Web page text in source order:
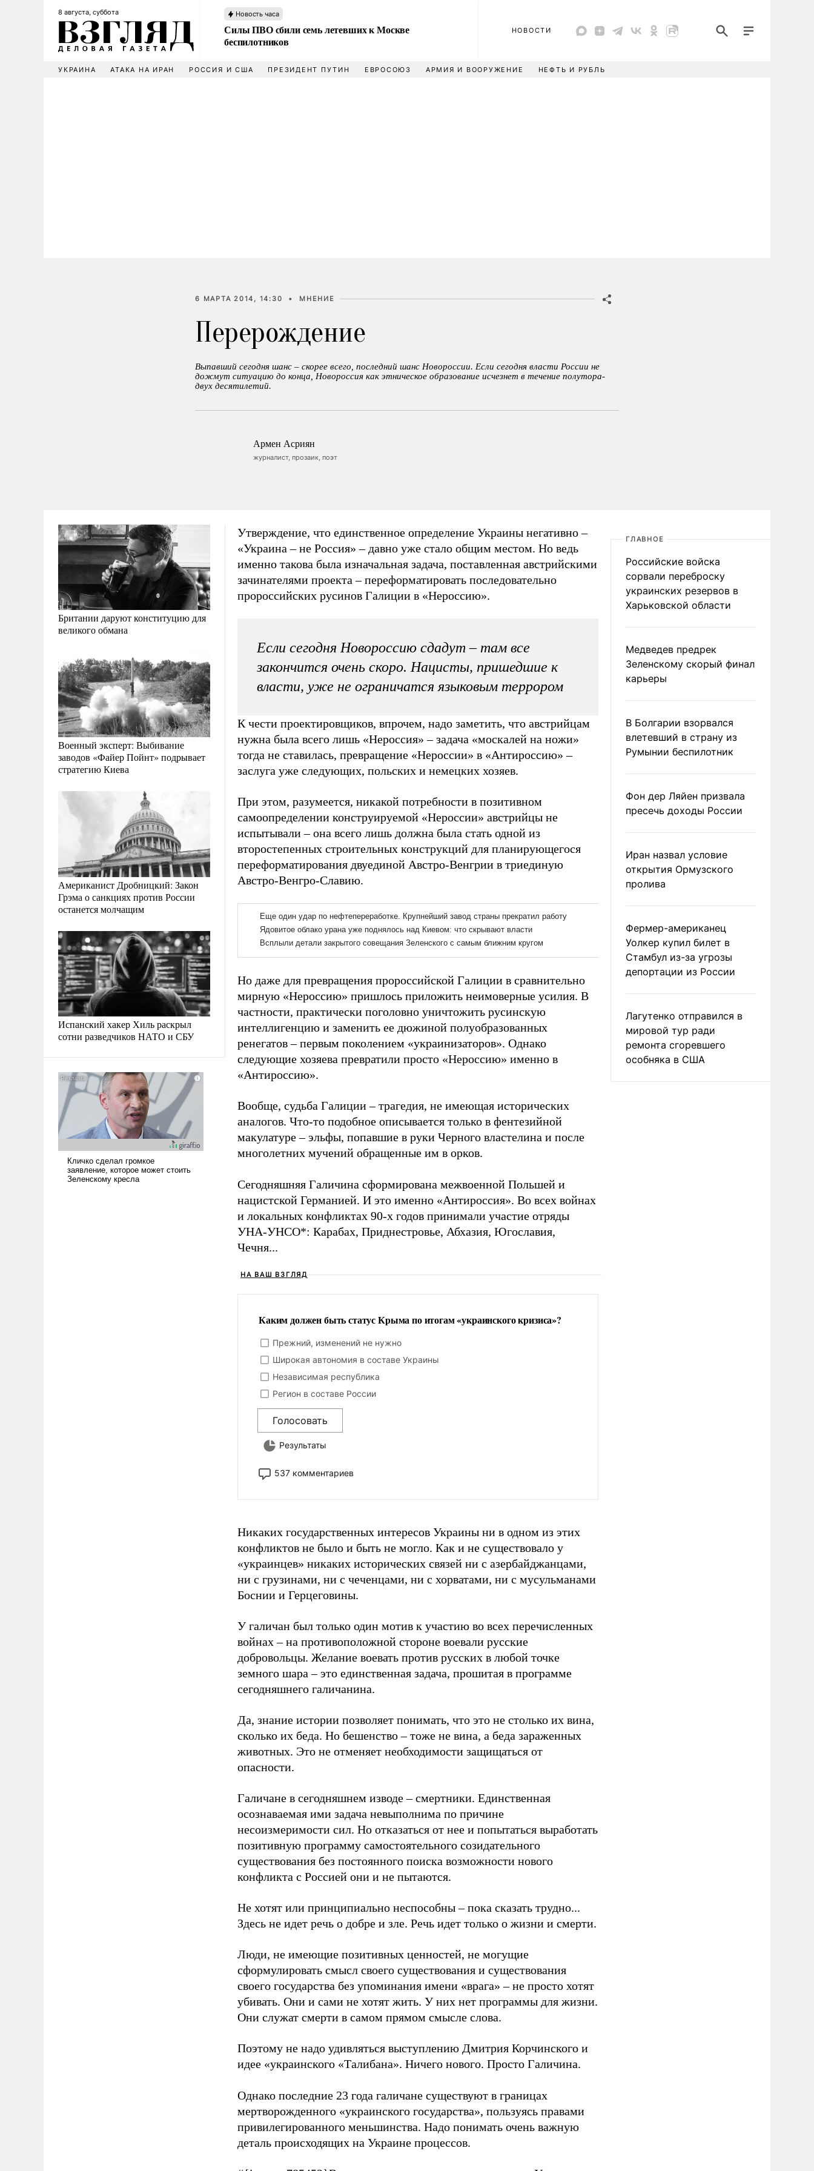
8 августа, суббота Новость часа
Силы ПВО сбили семь летевших к Москве
беспилотников
НОВОСТИ
УКРАИНА АТАКА НА ИРАН РОССИЯ И США ПРЕЗИДЕНТ ПУТИН ЕВРОСОЮЗ АРМИЯ И ВООРУЖЕНИЕ НЕФТЬ И РУБЛЬ
6 МАРТА 2014, 14:30 • МНЕНИЕ
Перерождение
Выпавший сегодня шанс – скорее всего, последний шанс Новороссии. Если сегодня власти России не
дожмут ситуацию до конца, Новороссия как этническое образование исчезнет в течение полутора-
двух десятилетий.
Армен Асриян
журналист, прозаик, поэт
Британии даруют конституцию для
великого обмана
Военный эксперт: Выбивание
заводов «Файер Пойнт» подрывает
стратегию Киева
Американист Дробницкий: Закон
Грэма о санкциях против России
останется молчащим
Испанский хакер Хиль раскрыл
сотни разведчиков НАТО и СБУ
Утверждение, что единственное определение Украины негативно –
«Украина – не Россия» – давно уже стало общим местом. Но ведь
именно такова была изначальная задача, поставленная австрийскими
зачинателями проекта – переформатировать последовательно
пророссийских русинов Галиции в «Нероссию».
Если сегодня Новороссию сдадут – там все
закончится очень скоро. Нацисты, пришедшие к
власти, уже не ограничатся языковым террором
К чести проектировщиков, впрочем, надо заметить, что австрийцам
нужна была всего лишь «Нероссия» – задача «москалей на ножи»
тогда не ставилась, превращение «Нероссии» в «Антироссию» –
заслуга уже следующих, польских и немецких хозяев.
При этом, разумеется, никакой потребности в позитивном
самоопределении конструируемой «Нероссии» австрийцы не
испытывали – она всего лишь должна была стать одной из
второстепенных строительных конструкций для планирующегося
переформатирования двуединой Австро-Венгрии в триединую
Австро-Венгро-Славию.
Но даже для превращения пророссийской Галиции в сравнительно
мирную «Нероссию» пришлось приложить неимоверные усилия. В
частности, практически поголовно уничтожить русинскую
интеллигенцию и заменить ее дюжиной полуобразованных
ренегатов – первым поколением «украинизаторов». Однако
следующие хозяева превратили просто «Нероссию» именно в
«Антироссию».
Вообще, судьба Галиции – трагедия, не имеющая исторических
аналогов. Что-то подобное описывается только в фентезийной
макулатуре – эльфы, попавшие в руки Черного властелина и после
многолетних мучений обращенные им в орков.
Сегодняшняя Галичина сформирована межвоенной Польшей и
нацистской Германией. И это именно «Антироссия». Во всех войнах
и локальных конфликтах 90-х годов принимали участие отряды
УНА-УНСО*: Карабах, Приднестровье, Абхазия, Югославия,
Чечня...
НА ВАШ ВЗГЛЯД
Каким должен быть статус Крыма по итогам «украинского кризиса»?
Прежний, изменений не нужно
Широкая автономия в составе Украины
Независимая республика
Регион в составе России
Голосовать
Результаты
537 комментариев
Никаких государственных интересов Украины ни в одном из этих
конфликтов не было и быть не могло. Как и не существовало у
«украинцев» никаких исторических связей ни с азербайджанцами,
ни с грузинами, ни с чеченцами, ни с хорватами, ни с мусульманами
Боснии и Герцеговины.
У галичан был только один мотив к участию во всех перечисленных
войнах – на противоположной стороне воевали русские
добровольцы. Желание воевать против русских в любой точке
земного шара – это единственная задача, прошитая в программе
сегодняшнего галичанина.
Да, знание истории позволяет понимать, что это не столько их вина,
сколько их беда. Но бешенство – тоже не вина, а беда зараженных
животных. Это не отменяет необходимости защищаться от
опасности.
Галичане в сегодняшнем изводе – смертники. Единственная
осознаваемая ими задача невыполнима по причине
несоизмеримости сил. Но отказаться от нее и попытаться выработать
позитивную программу самостоятельного созидательного
существования без постоянного поиска возможности нового
конфликта с Россией они и не пытаются.
Не хотят или принципиально неспособны – пока сказать трудно...
Здесь не идет речь о добре и зле. Речь идет только о жизни и смерти.
Люди, не имеющие позитивных ценностей, не могущие
сформулировать смысл своего существования и существования
своего государства без упоминания имени «врага» – не просто хотят
убивать. Они и сами не хотят жить. У них нет программы для жизни.
Они служат смерти в самом прямом смысле слова.
Поэтому не надо удивляться выступлению Дмитрия Корчинского и
идее «украинского «Талибана». Ничего нового. Просто Галичина.
Однако последние 23 года галичане существуют в границах
мертворожденного «украинского государства», пользуясь правами
привилегированного меньшинства. Надо понимать очень важную
деталь происходящих на Украине процессов.
ГЛАВНОЕ
Российские войска
сорвали переброску
украинских резервов в
Харьковской области
Медведев предрек
Зеленскому скорый финал
карьеры
В Болгарии взорвался
влетевший в страну из
Румынии беспилотник
Фон дер Ляйен призвала
пресечь доходы России
Иран назвал условие
открытия Ормузского
пролива
Фермер-американец
Уолкер купил билет в
Стамбул из-за угрозы
депортации из России
Лагутенко отправился в
мировой тур ради
ремонта сгоревшего
особняка в США